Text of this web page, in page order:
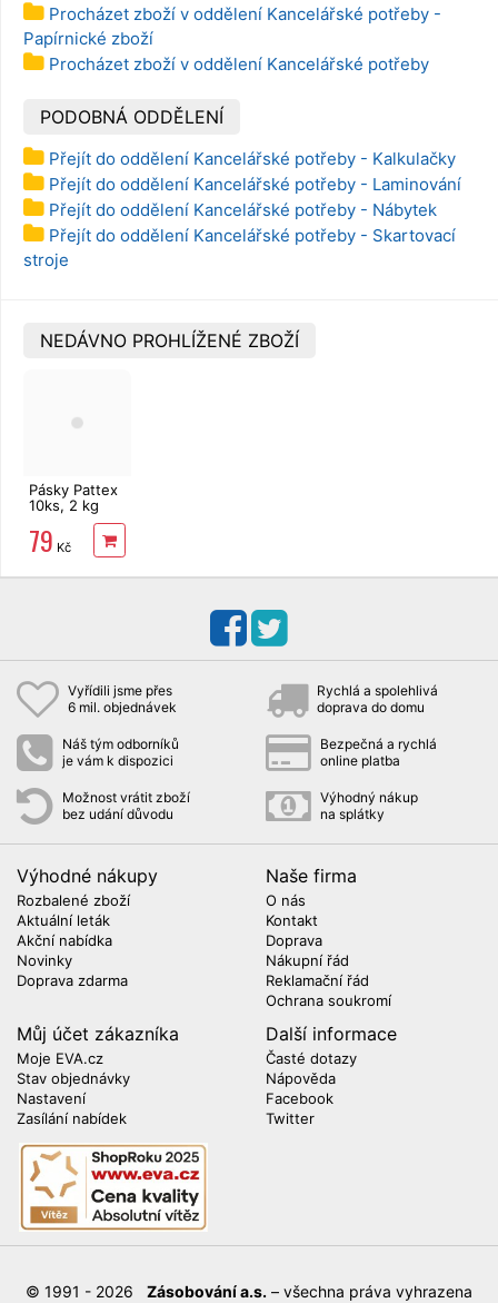
Procházet zboží v oddělení Kancelářské potřeby -
Papírnické zboží
Procházet zboží v oddělení Kancelářské potřeby
PODOBNÁ ODDĚLENÍ
Přejít do oddělení Kancelářské potřeby - Kalkulačky
Přejít do oddělení Kancelářské potřeby - Laminování
Přejít do oddělení Kancelářské potřeby - Nábytek
Přejít do oddělení Kancelářské potřeby - Skartovací
stroje
NEDÁVNO PROHLÍŽENÉ ZBOŽÍ
Pásky Pattex
10ks, 2 kg
79 Kč
Vyřídili jsme přes
6 mil. objednávek
Rychlá a spolehlivá
doprava do domu
Náš tým odborníků
je vám k dispozici
Bezpečná a rychlá
online platba
Možnost vrátit zboží
bez udání důvodu
Výhodný nákup
na splátky
Výhodné nákupy
Rozbalené zboží
Aktuální leták
Akční nabídka
Novinky
Doprava zdarma
Naše firma
O nás
Kontakt
Doprava
Nákupní řád
Reklamační řád
Ochrana soukromí
Můj účet zákazníka
Moje EVA.cz
Stav objednávky
Nastavení
Zasílání nabídek
Další informace
Časté dotazy
Nápověda
Facebook
Twitter
© 1991 - 2026 Zásobování a.s. – všechna práva vyhrazena